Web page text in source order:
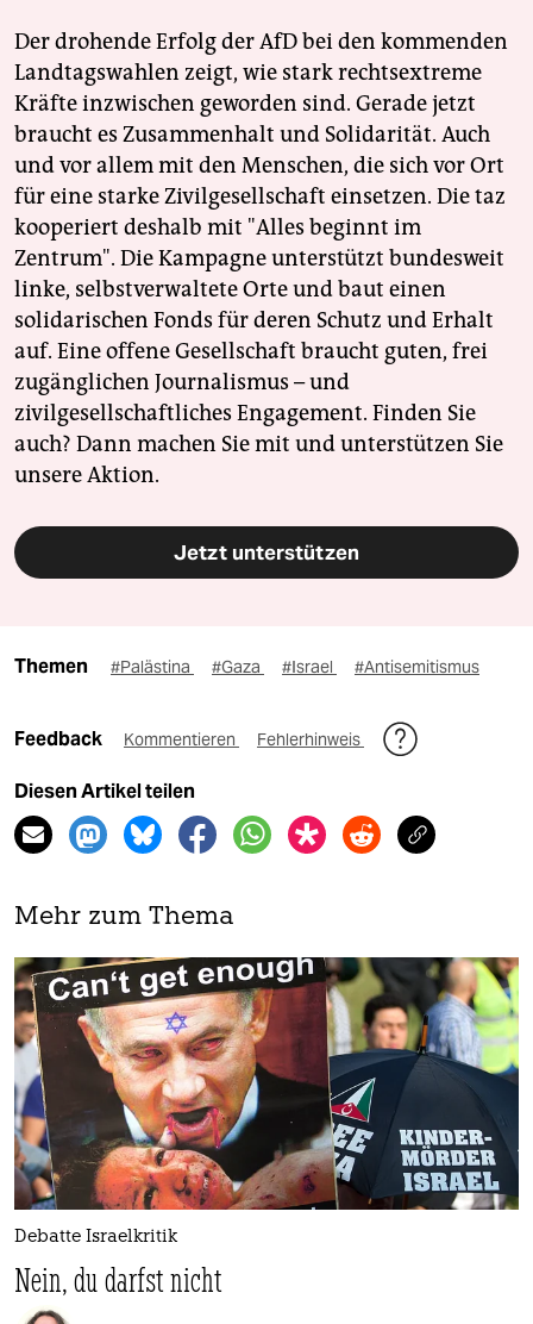
Der drohende Erfolg der AfD bei den kommenden
Landtagswahlen zeigt, wie stark rechtsextreme
Kräfte inzwischen geworden sind. Gerade jetzt
braucht es Zusammenhalt und Solidarität. Auch
und vor allem mit den Menschen, die sich vor Ort
für eine starke Zivilgesellschaft einsetzen. Die taz
kooperiert deshalb mit "Alles beginnt im
Zentrum". Die Kampagne unterstützt bundesweit
linke, selbstverwaltete Orte und baut einen
solidarischen Fonds für deren Schutz und Erhalt
auf. Eine offene Gesellschaft braucht guten, frei
zugänglichen Journalismus – und
zivilgesellschaftliches Engagement. Finden Sie
auch? Dann machen Sie mit und unterstützen Sie
unsere Aktion.
Jetzt unterstützen
Themen #Palästina #Gaza #Israel #Antisemitismus
Feedback Kommentieren Fehlerhinweis
Diesen Artikel teilen
Mehr zum Thema
Debatte Israelkritik
Nein, du darfst nicht